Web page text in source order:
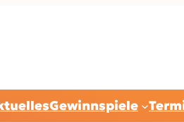
Gewinnspiele